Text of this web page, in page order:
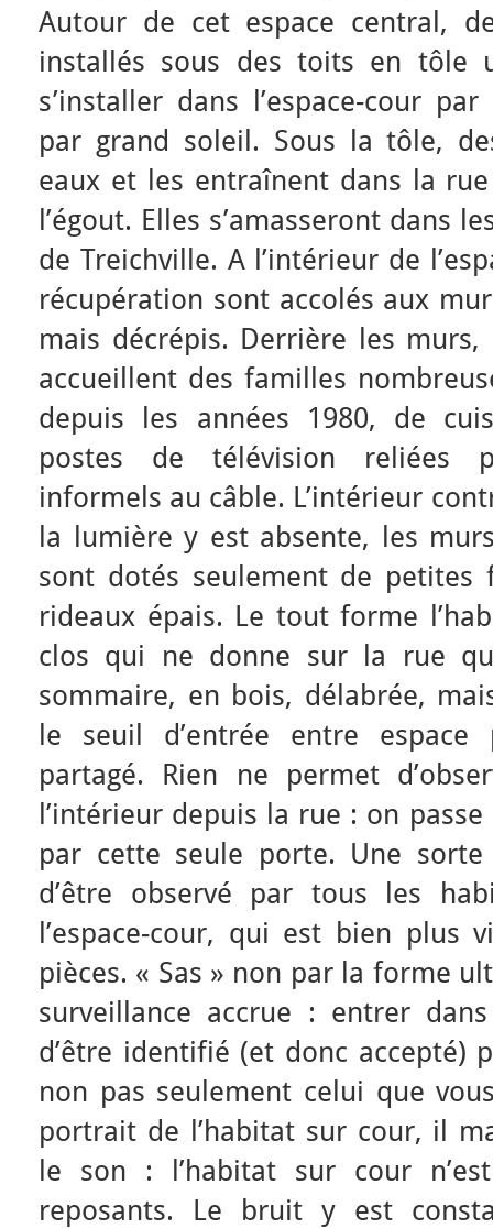
Autour de cet espace central,
installés sous des toits en tôle
s’installer dans l’espace-cour
par grand soleil. Sous la tôle,
eaux et les entraînent dans la
l’égout. Elles s’amasseront dans
de Treichville. A l’intérieur de
récupération sont accolés aux
mais décrépis. Derrière les murs,
accueillent des familles
depuis les années 1980, de
postes de télévision reliées
informels au câble. L’intérieur
la lumière y est absente, les
sont dotés seulement de petites
rideaux épais. Le tout forme
clos qui ne donne sur la rue
sommaire, en bois, délabrée,
le seuil d’entrée entre
partagé. Rien ne permet
l’intérieur depuis la rue : on
par cette seule porte. Une
d’être observé par tous les
l’espace-cour, qui est bien plus
pièces. « Sas » non par la forme
surveillance accrue : entrer dans
d’être identifié (et donc accepté)
non pas seulement celui que
portrait de l’habitat sur cour, il
le son : l’habitat sur cour
reposants. Le bruit y est